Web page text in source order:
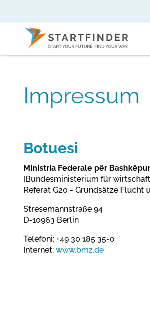
Impressum
Botuesi
Ministria Federale për
[Bundesministerium für
Referat G20 - Grundsätze Flucht
Stresemannstraße 94
D-10963 Berlin
Telefoni: +49 30 185 35-0
Internet: www.bmz.de